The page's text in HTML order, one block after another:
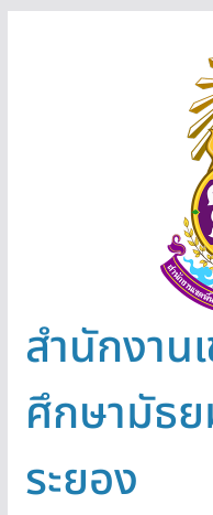
สำนักงาน
ศึกษามัธ
ระยอง